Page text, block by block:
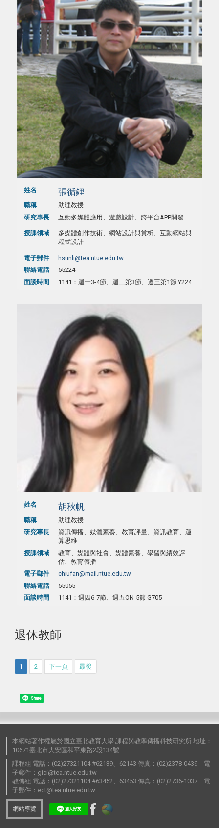
姓名 張循鋰
職稱
助理教授
研究專長
互動多媒體應用、遊戲設計、跨平台APP開發
授課領域
多媒體創作技術、網站設計與賞析、互動網站與
程式設計
電子郵件
hsunli@tea.ntue.edu.tw
聯絡電話
55224
面談時間
1141：週一3-4節、週二第3節、週三第1節 Y224
姓名 胡秋帆
職稱
助理教授
研究專長
資訊傳播、媒體素養、教育評量、資訊教育、運
算思維
授課領域
教育、媒體與社會、媒體素養、學習與績效評
估、教育傳播
電子郵件
chiufan@mail.ntue.edu.tw
聯絡電話
55055
面談時間
1141：週四6-7節、週五ON-5節 G705
退休教師
1 2 下一頁 最後
Share
本網站著作權屬於國立臺北教育大學 課程與教學傳播科技研究所 地址：
10671臺北市大安區和平東路2段134號
課程組 電話：(02)27321104 #62139、62143 傳真：(02)2378-0439 電
子郵件：gici@tea.ntue.edu.tw
教傳組 電話：(02)27321104 #63452、63453 傳真：(02)2736-1037 電
子郵件：ect@tea.ntue.edu.tw
網站導覽